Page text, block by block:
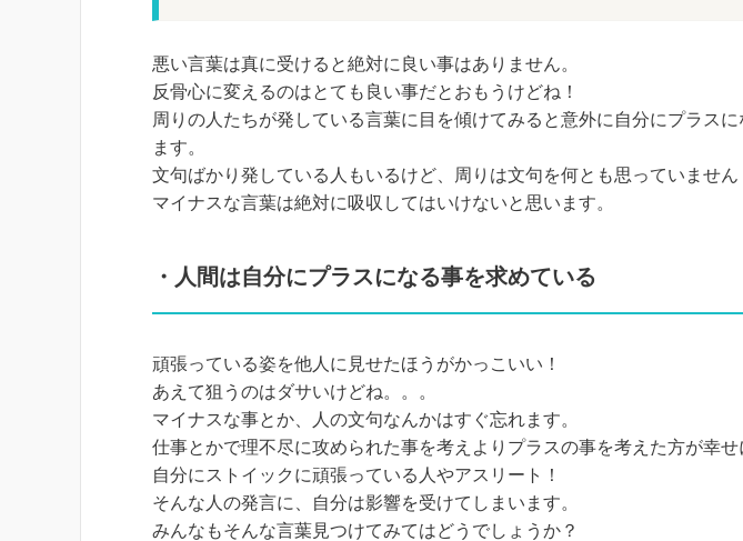
悪い言葉は真に受けると絶対に良い事はありません。
反骨心に変えるのはとても良い事だとおもうけどね！
周りの人たちが発している言葉に目を傾けてみると意外に自分にプラス
ます。
文句ばかり発している人もいるけど、周りは文句を何とも思っていません
マイナスな言葉は絶対に吸収してはいけないと思います。
・人間は自分にプラスになる事を求めている
頑張っている姿を他人に見せたほうがかっこいい！
あえて狙うのはダサいけどね。。。
マイナスな事とか、人の文句なんかはすぐ忘れます。
仕事とかで理不尽に攻められた事を考えよりプラスの事を考えた方が幸せ
自分にストイックに頑張っている人やアスリート！
そんな人の発言に、自分は影響を受けてしまいます。
みんなもそんな言葉見つけてみてはどうでしょうか？